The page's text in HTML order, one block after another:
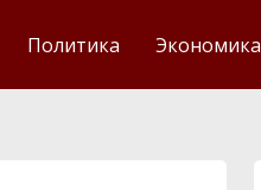
Политика Экономика